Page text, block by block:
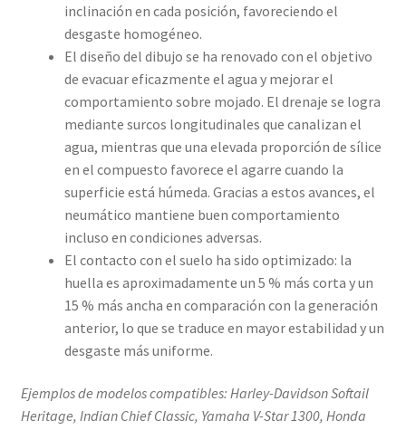
inclinación en cada posición, favoreciendo el
desgaste homogéneo.
El diseño del dibujo se ha renovado con el objetivo
de evacuar eficazmente el agua y mejorar el
comportamiento sobre mojado. El drenaje se logra
mediante surcos longitudinales que canalizan el
agua, mientras que una elevada proporción de sílice
en el compuesto favorece el agarre cuando la
superficie está húmeda. Gracias a estos avances, el
neumático mantiene buen comportamiento
incluso en condiciones adversas.
El contacto con el suelo ha sido optimizado: la
huella es aproximadamente un 5 % más corta y un
15 % más ancha en comparación con la generación
anterior, lo que se traduce en mayor estabilidad y un
desgaste más uniforme.
Ejemplos de modelos compatibles: Harley-Davidson Softail
Heritage, Indian Chief Classic, Yamaha V-Star 1300, Honda